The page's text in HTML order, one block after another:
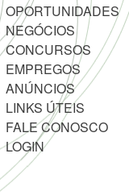
OPORTUNIDADES
NEGÓCIOS
CONCURSOS
EMPREGOS
ANÚNCIOS
LINKS ÚTEIS
FALE CONOSCO
LOGIN